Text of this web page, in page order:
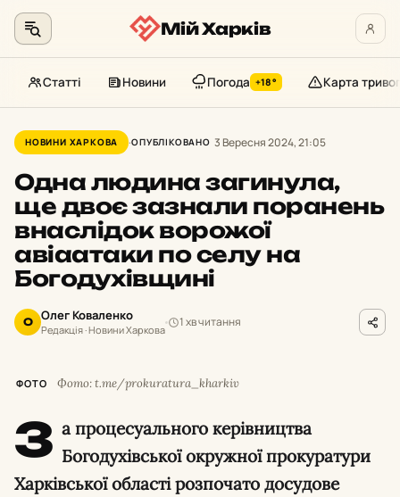
до
контенту
Мій Харків
Статті Новини Погода +18° Карта тривог
НОВИНИ ХАРКОВА ОПУБЛІКОВАНО 3 Вересня 2024, 21:05
Одна людина загинула,
ще двоє зазнали поранень
внаслідок ворожої
авіаатаки по селу на
Богодухівщині
О Олег Коваленко
Редакція · Новини Харкова
1 хв читання
ФОТО Фото: t.me/prokuratura_kharkiv
З а процесуального керівництва
Богодухівської окружної прокуратури
Харківської області розпочато досудове